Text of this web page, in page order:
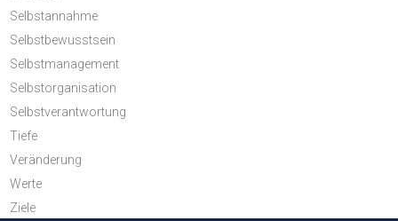
Selbstannahme
Selbstbewusstsein
Selbstmanagement
Selbstorganisation
Selbstverantwortung
Tiefe
Veränderung
Werte
Ziele